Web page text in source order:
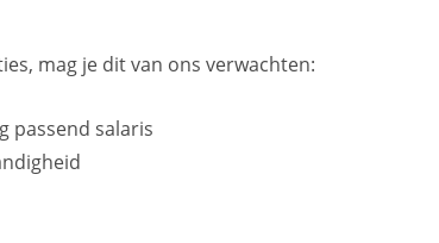
mag je dit van ons verwachten:
passend salaris